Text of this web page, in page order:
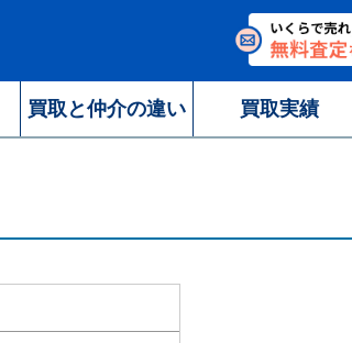
買取と仲介の違い 買取実績